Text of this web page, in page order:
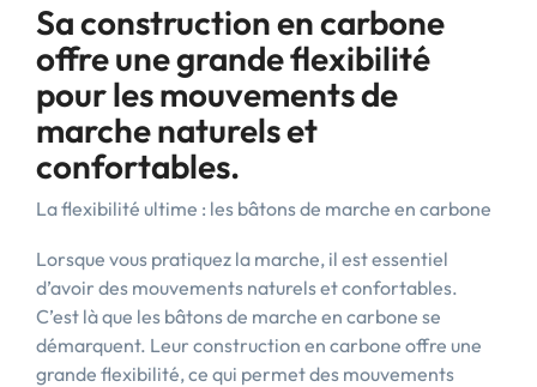
Sa construction en carbone
offre une grande flexibilité
pour les mouvements de
marche naturels et
confortables.
La flexibilité ultime : les bâtons de marche en carbone
Lorsque vous pratiquez la marche, il est essentiel
d’avoir des mouvements naturels et confortables.
C’est là que les bâtons de marche en carbone se
démarquent. Leur construction en carbone offre une
grande flexibilité, ce qui permet des mouvements